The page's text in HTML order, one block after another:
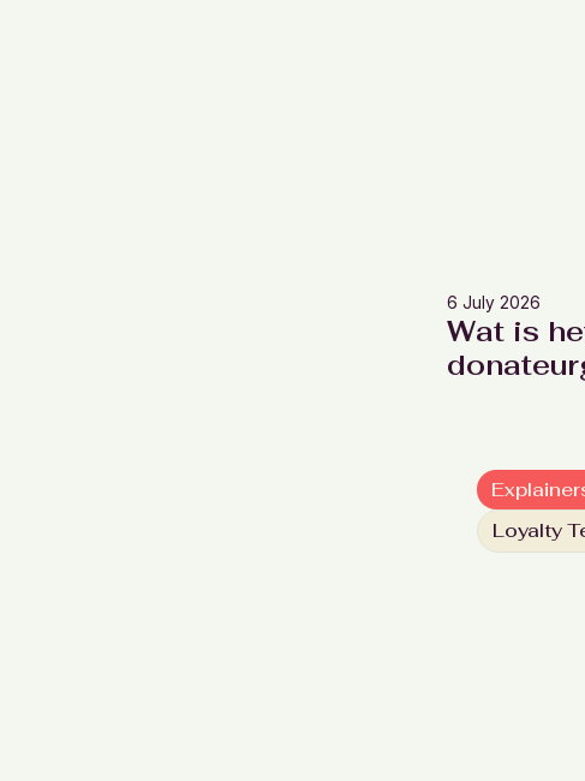
6 July 2026
Wat is
Loyalty